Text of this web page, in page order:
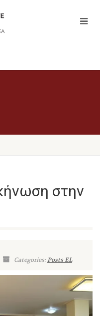
στην
Categories:Posts EL